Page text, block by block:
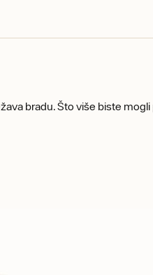
bradu. Što više biste